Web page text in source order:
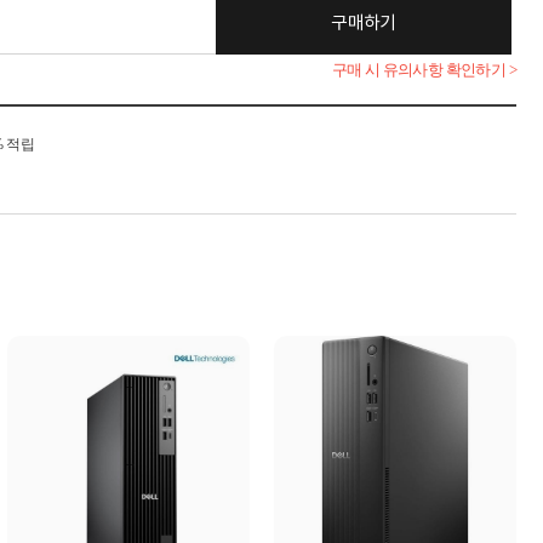
구매하기
구매 시 유의사항 확인하기 >
적립